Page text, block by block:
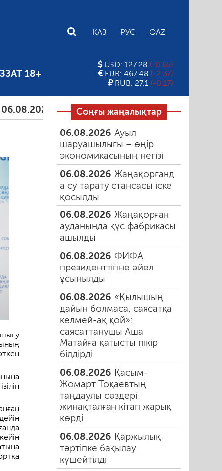
ҚАЗ РУС QAZ
18+
USD: 127.28 (-0.65)
EUR: 467.48 (-2.37)
RUB: 27.1 (-0.17)
Тамыздағы таңғы түтін 06.08.2026
Соңғы жаңалықтар
06.08.2026 Ауыл
шаруашылығы – өңір
экономикасының негізі
06.08.2026 Жаңақорғанд
а су тарату стансасы іске
қосылды
06.08.2026 Жаңақорған
ауданында құс фабрикасы
ашылды
06.08.2026 ФИФА
президенттігіне әйел
ұсынылды
06.08.2026 «Қылышың
дайын болмаса, саясатқа
келмей-ақ қой»:
саясаттанушы Аша
Матайға қатысты пікір
білдірді
06.08.2026 Қасым-
Жомарт Тоқаевтың
таңдаулы сөздері
жинақталған кітап жарық
көрді
06.08.2026 Қаржылық
тәртіпке бақылау
күшейтілді